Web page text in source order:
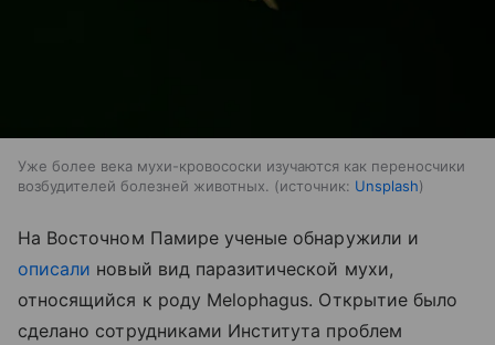
Уже более века мухи-кровососки изучаются как переносчики
возбудителей болезней животных.
источник: Unsplash
На Восточном Памире ученые обнаружили и
описали новый вид паразитической мухи,
относящийся к роду Melophagus. Открытие было
сделано сотрудниками Института проблем